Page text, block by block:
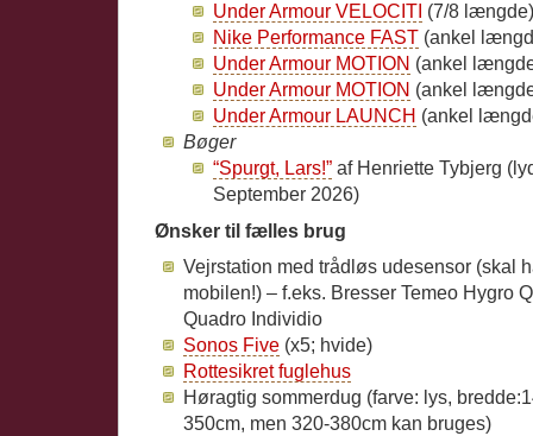
Under Armour VELOCITI (7/8 længde)
Nike Performance FAST(ankel
Under Armour MOTION (ankel
Under Armour MOTION (ankel
Under Armour LAUNCH (ankel
Bøger
“Spurgt, Lars!”af Henriette Tybjerg
September 2026)
Ønsker til fælles brug
Vejrstation med trådløs udesensor (skal
mobilen!) – f.eks. Bresser Temeo Hygro
Quadro Individio
Sonos Five (x5; hvide)
Rottesikret fuglehus
Høragtig sommerdug (farve: lys,
350cm, men 320-380cm kan bruges)